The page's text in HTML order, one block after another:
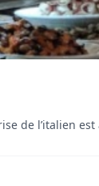
en coupure La